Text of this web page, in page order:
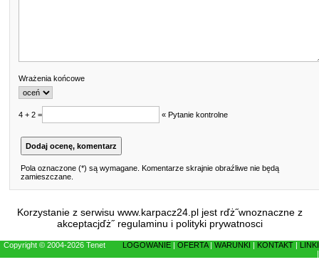
Wrażenia końcowe
4 + 2 = « Pytanie kontrolne
Pola oznaczone (*) są wymagane. Komentarze skrajnie obraźliwe nie będą
zamieszczane.
Korzystanie z serwisu www.karpacz24.pl jest rďż˝wnoznaczne z
akceptacjďż˝ regulaminu i polityki prywatnosci
Copyright © 2004-2026 Tenet LOGOWANIE OFERTA| WARUNKI KONTAKT
LINKI